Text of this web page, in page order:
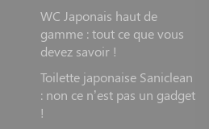
WC Japonais haut de
gamme : tout ce que vous
devez savoir !
Toilette japonaise Saniclean
: non ce n’est pas un gadget
!